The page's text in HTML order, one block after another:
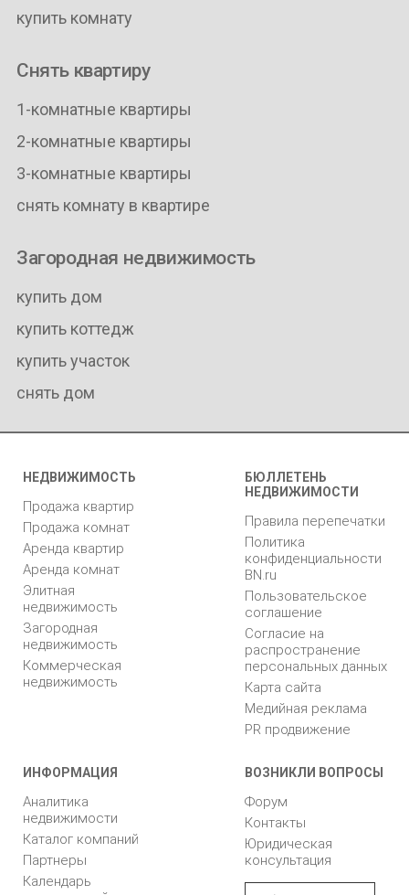
купить комнату
Снять квартиру
1-комнатные квартиры
2-комнатные квартиры
3-комнатные квартиры
снять комнату в квартире
Загородная недвижимость
купить дом
купить коттедж
купить участок
снять дом
НЕДВИЖИМОСТЬ
Продажа квартир
Продажа комнат
Аренда квартир
Аренда комнат
Элитная
недвижимость
Загородная
недвижимость
Коммерческая
недвижимость
БЮЛЛЕТЕНЬ
НЕДВИЖИМОСТИ
Правила перепечатки
Политика
конфиденциальности
BN.ru
Пользовательское
соглашение
Согласие на
распространение
персональных данных
Карта сайта
Медийная реклама
PR продвижение
ИНФОРМАЦИЯ
Аналитика
недвижимости
Каталог компаний
Партнеры
Календарь
ВОЗНИКЛИ ВОПРОСЫ
Форум
Контакты
Юридическая
консультация